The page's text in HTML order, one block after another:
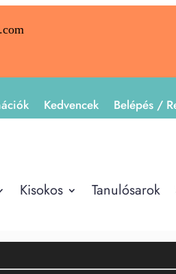
Kedvencek Belépés /
Kisokos Tanulósarok